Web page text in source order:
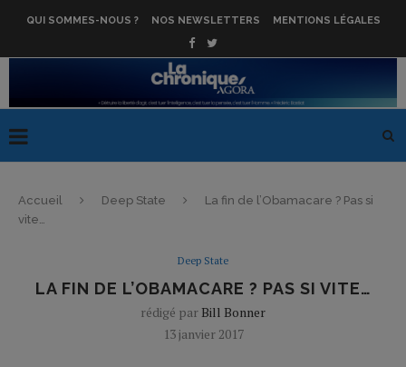
QUI SOMMES-NOUS ? NOS NEWSLETTERS MENTIONS LÉGALES
Accueil Deep State
La fin de l’Obamacare ? Pas si
vite…
Deep State
LA FIN DE L’OBAMACARE ? PAS SI VITE…
rédigé par Bill Bonner
13 janvier 2017